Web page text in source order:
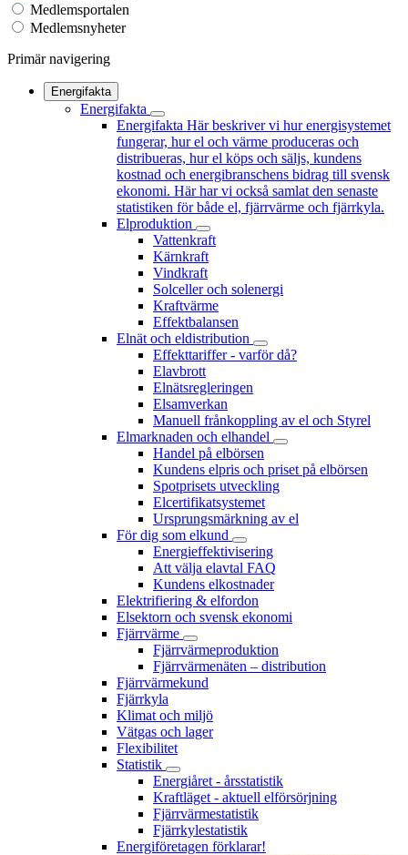
Medlemsportalen
Medlemsnyheter
Primär navigering
Energifakta
Energifakta
Energifakta Här beskriver vi hur energisystemet
fungerar, hur el och värme produceras och
distribueras, hur el köps och säljs, kundens
kostnad och energibranschens bidrag till svensk
ekonomi. Här har vi också samlat den senaste
statistiken för både el, fjärrvärme och fjärrkyla.
Elproduktion
Vattenkraft
Kärnkraft
Vindkraft
Solceller och solenergi
Kraftvärme
Effektbalansen
Elnät och eldistribution
Effekttariffer - varför då?
Elavbrott
Elnätsregleringen
Elsamverkan
Manuell frånkoppling av el och Styrel
Elmarknaden och elhandel
Handel på elbörsen
Kundens elpris och priset på elbörsen
Spotprisets utveckling
Elcertifikatsystemet
Ursprungsmärkning av el
För dig som elkund
Energieffektivisering
Att välja elavtal FAQ
Kundens elkostnader
Elektrifiering & elfordon
Elsektorn och svensk ekonomi
Fjärrvärme
Fjärrvärmeproduktion
Fjärrvärmenäten – distribution
Fjärrvärmekund
Fjärrkyla
Klimat och miljö
Vätgas och lager
Flexibilitet
Statistik
Energiåret - årsstatistik
Kraftläget - aktuell elförsörjning
Fjärrvärmestatistik
Fjärrkylestatistik
Energiföretagen förklarar!